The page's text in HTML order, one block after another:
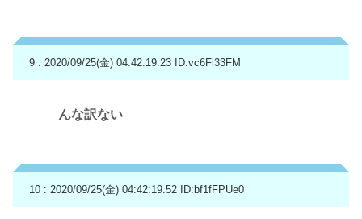
9 : 2020/09/25(金) 04:42:19.23 ID:vc6Fl33FM
んな訳ない
10 : 2020/09/25(金) 04:42:19.52 ID:bf1fFPUe0